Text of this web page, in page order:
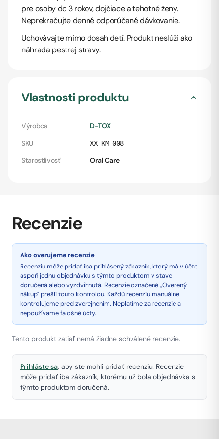
pre osoby do 3 rokov, dojčiace a tehotné ženy.
Neprekračujte denné odporúčané dávkovanie.
Uchovávajte mimo dosah detí. Produkt neslúži ako
náhrada pestrej stravy.
Vlastnosti produktu
Výrobca
D-TOX
SKU
XX-KM-008
Starostlivosť Oral Care
Recenzie
Ako overujeme recenzie
Recenziu môže pridať iba prihlásený zákazník, ktorý má v účte
aspoň jednu objednávku s týmto produktom v stave
doručená alebo vyzdvihnutá. Recenzie označené „Overený
nákup" prešli touto kontrolou. Každú recenziu manuálne
kontrolujeme pred zverejnením. Neplatíme za recenzie a
nepoužívame falošné účty.
Tento produkt zatiaľ nemá žiadne schválené recenzie.
Prihláste sa, aby ste mohli pridať recenziu. Recenzie
môže pridať iba zákazník, ktorému už bola objednávka s
týmto produktom doručená.